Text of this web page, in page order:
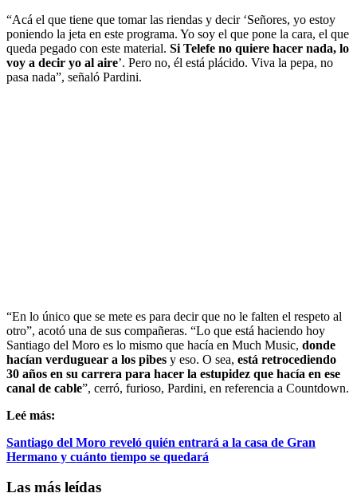
“Acá el que tiene que tomar las riendas y decir ‘Señores, yo estoy
poniendo la jeta en este programa. Yo soy el que pone la cara, el que
queda pegado con este material. Si Telefe no quiere hacer nada, lo
voy a decir yo al aire’. Pero no, él está plácido. Viva la pepa, no
pasa nada”, señaló Pardini.
“En lo único que se mete es para decir que no le falten el respeto al
otro”, acotó una de sus compañeras. “Lo que está haciendo hoy
Santiago del Moro es lo mismo que hacía en Much Music, donde
hacían verduguear a los pibes y eso. O sea, está retrocediendo
30 años en su carrera para hacer la estupidez que hacía en ese
canal de cable”, cerró, furioso, Pardini, en referencia a Countdown.
Leé más:
Santiago del Moro reveló quién entrará a la casa de Gran
Hermano y cuánto tiempo se quedará
Las más leídas